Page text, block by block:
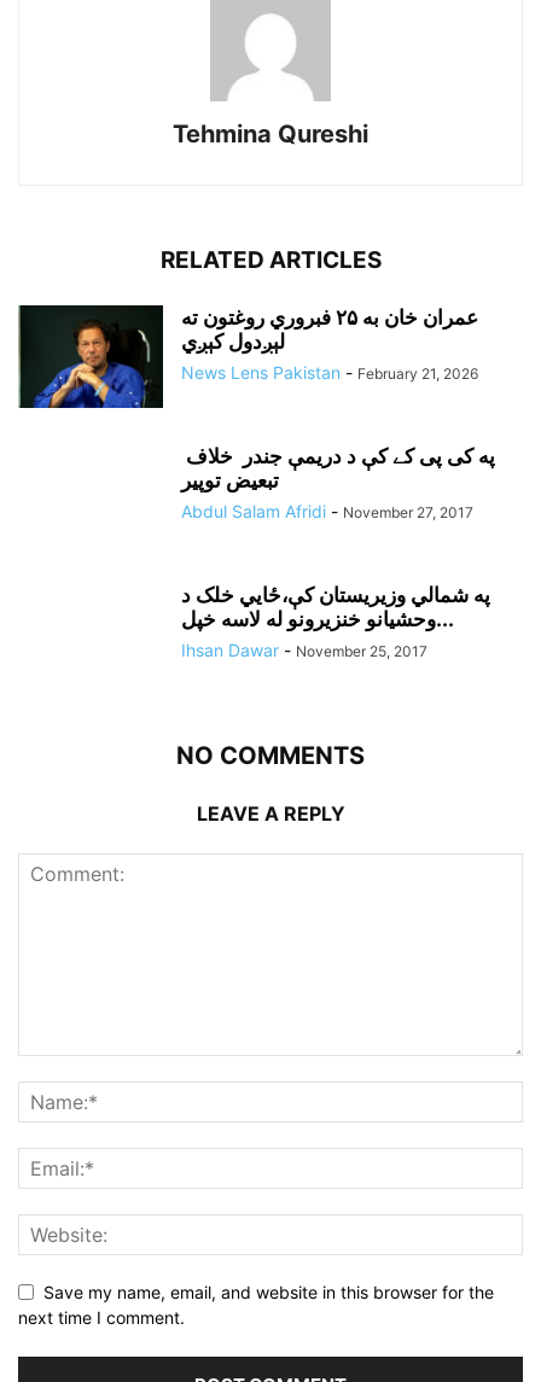
Tehmina Qureshi
RELATED ARTICLES
عمران خان به ۲۵ فبروري روغتون ته
لېږدول کېږي
News Lens Pakistan - February 21, 2026
په کی پی کے کې د دريمې جندر خلاف
تبعيض توپير
Abdul Salam Afridi - November 27, 2017
په شمالي وزيريستان کې،ځايي خلک د
وحشيانو خنزيرونو له لاسه خپل...
Ihsan Dawar - November 25, 2017
NO COMMENTS
LEAVE A REPLY
Save my name, email, and website in this browser for the
next time I comment.